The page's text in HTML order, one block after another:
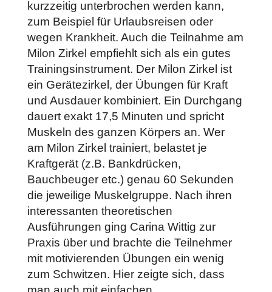
kurzzeitig unterbrochen werden kann,
zum Beispiel für Urlaubsreisen oder
wegen Krankheit. Auch die Teilnahme am
Milon Zirkel empfiehlt sich als ein gutes
Trainingsinstrument. Der Milon Zirkel ist
ein Gerätezirkel, der Übungen für Kraft
und Ausdauer kombiniert. Ein Durchgang
dauert exakt 17,5 Minuten und spricht
Muskeln des ganzen Körpers an. Wer
am Milon Zirkel trainiert, belastet je
Kraftgerät (z.B. Bankdrücken,
Bauchbeuger etc.) genau 60 Sekunden
die jeweilige Muskelgruppe. Nach ihren
interessanten theoretischen
Ausführungen ging Carina Wittig zur
Praxis über und brachte die Teilnehmer
mit motivierenden Übungen ein wenig
zum Schwitzen. Hier zeigte sich, dass